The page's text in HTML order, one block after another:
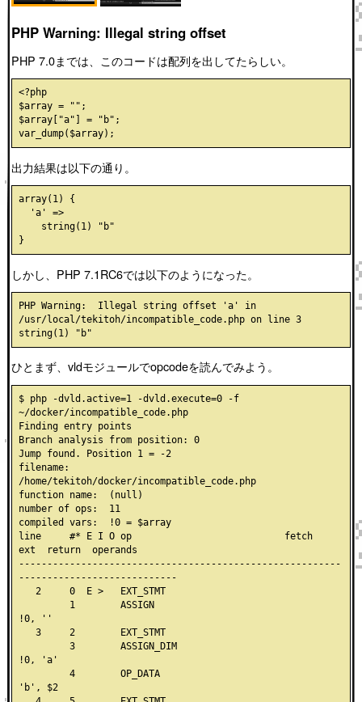
PHP Warning: Illegal string offset
PHP 7.0までは、このコードは配列を出してたらしい。
<?php
$array = "";
$array["a"] = "b";
出力結果は以下の通り。
array(1) {
しかし、PHP 7.1RC6では以下のようになった。
PHP Warning:  Illegal string offset 'a' in
/usr/local/tekitoh/incompatible_code.php on line 3
ひとまず、vldモジュールでopcodeを読んでみよう。
$ php -dvld.active=1 -dvld.execute=0 -f
~/docker/incompatible_code.php
Finding entry points
Branch analysis from position: 0
Jump found. Position 1 = -2
filename:
/home/tekitoh/docker/incompatible_code.php
function name:  (null)
number of ops:  11
compiled vars:  !0 = $array
line     #* E I O op                           fetch
ext  return  operands
---------------------------------------------------------
----------------------------
!0, ''
!0, 'a'
'b', $2